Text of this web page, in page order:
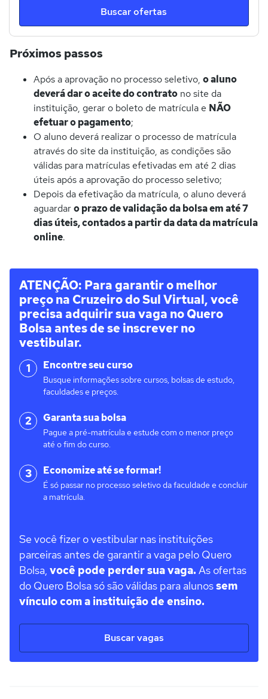
Buscar ofertas
Próximos passos
Após a aprovação no processo seletivo, o aluno
deverá dar o aceite do contrato no site da
instituição, gerar o boleto de matrícula e NÃO
efetuar o pagamento;
O aluno deverá realizar o processo de matrícula
através do site da instituição, as condições são
válidas para matrículas efetivadas em até 2 dias
úteis após a aprovação do processo seletivo;
Depois da efetivação da matrícula, o aluno deverá
aguardaro prazo de validação da bolsa em até 7
dias úteis, contados a partir da data da matrícula
online.
ATENÇÃO: Para garantir o melhor
preço na Cruzeiro do Sul Virtual, você
precisa adquirir sua vaga no Quero
Bolsa antes de se inscrever no
vestibular.
Encontre seu curso
1
Busque informações sobre cursos, bolsas de estudo,
faculdades e preços.
Garanta sua bolsa
2
Pague a pré-matrícula e estude com o menor preço
até o fim do curso.
Economize até se formar!
3
É só passar no processo seletivo da faculdade e concluir
a matrícula.
Se você fizer o vestibular nas instituições
parceiras antes de garantir a vaga pelo Quero
Bolsa, você pode perder sua vaga. As ofertas
do Quero Bolsa só são válidas para alunossem
vínculo com a instituição de ensino.
Buscar vagas